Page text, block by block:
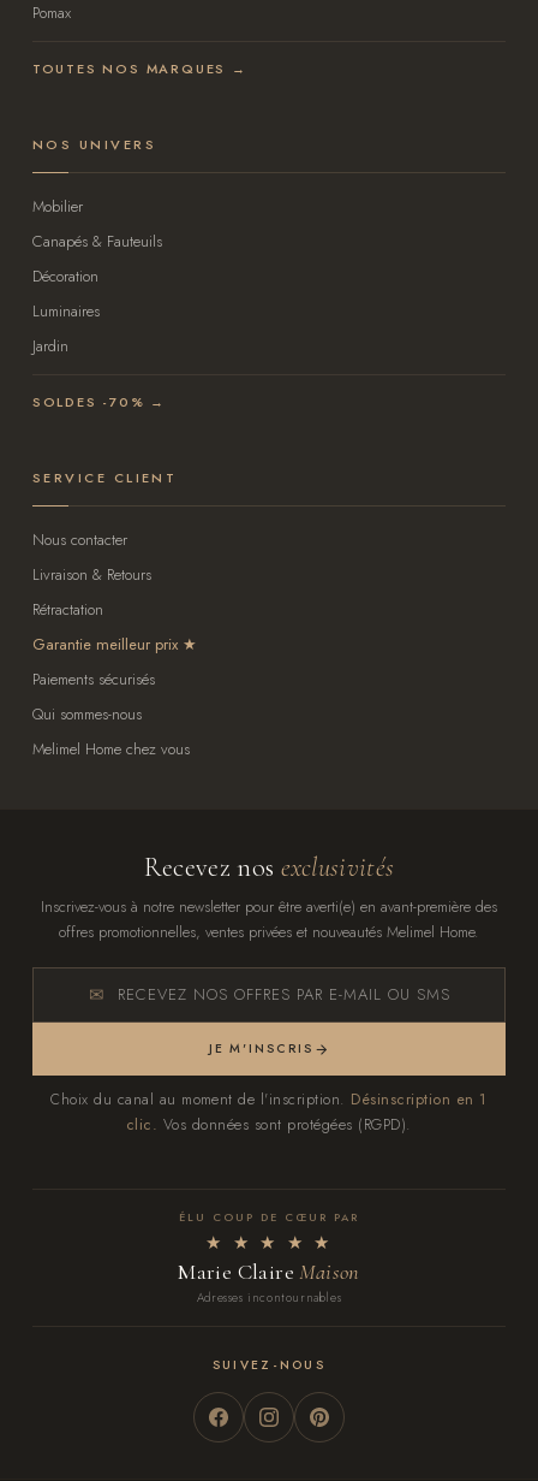
Pomax
TOUTES NOS MARQUES →
NOS UNIVERS
Mobilier
Canapés & Fauteuils
Décoration
Luminaires
Jardin
SOLDES -70% →
SERVICE CLIENT
Nous contacter
Livraison & Retours
Rétractation
Garantie meilleur prix
Paiements sécurisés
Qui sommes-nous
Melimel Home chez vous
Recevez nos exclusivités
Inscrivez-vous à notre newsletter pour être averti(e) en avant-première des
offres promotionnelles, ventes privées et nouveautés Melimel Home.
RECEVEZ NOS OFFRES PAR E-MAIL OU SMS
JE M'INSCRIS
Choix du canal au moment de l'inscription. Désinscription en 1
clic. Vos données sont protégées (RGPD).
ÉLU COUP DE CŒUR PAR
★ ★ ★ ★ ★
Marie ClaireMaison
Adresses incontournables
SUIVEZ-NOUS